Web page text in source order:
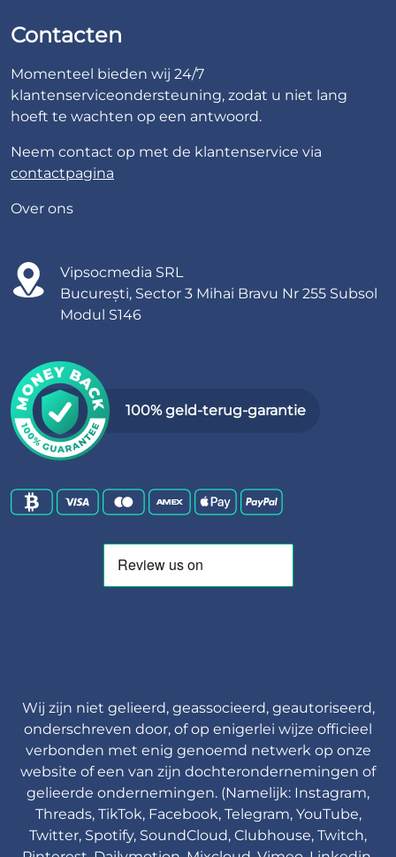
Contacten
Momenteel bieden wij 24/7
klantenserviceondersteuning, zodat u niet lang
hoeft te wachten op een antwoord.
Neem contact op met de klantenservice via
contactpagina
Over ons
Vipsocmedia SRL
București, Sector 3 Mihai Bravu Nr 255 Subsol
Modul S146
100% geld-terug-garantie
Wij zijn niet gelieerd, geassocieerd, geautoriseerd,
onderschreven door, of op enigerlei wijze officieel
verbonden met enig genoemd netwerk op onze
website of een van zijn dochterondernemingen of
gelieerde ondernemingen. (Namelijk: Instagram,
Threads, TikTok, Facebook, Telegram, YouTube,
Twitter, Spotify, SoundCloud, Clubhouse, Twitch,